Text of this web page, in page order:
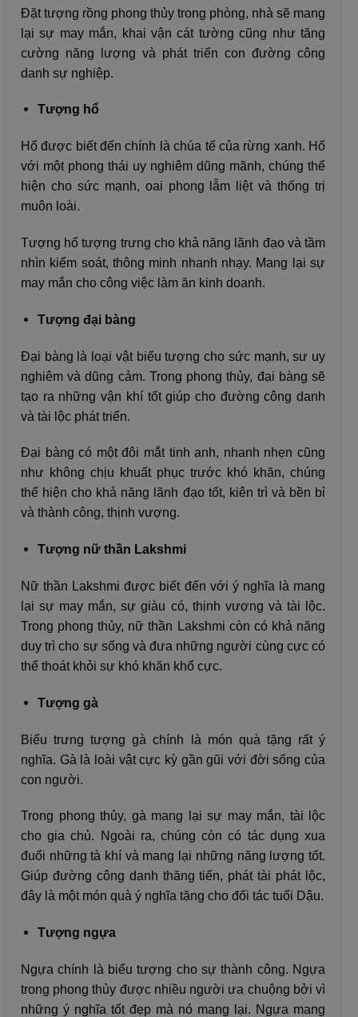
Đặt tượng rồng phong thủy trong phòng, nhà sẽ mang
lại sự may mắn, khai vận cát tường cũng như tăng
cường năng lượng và phát triển con đường công
danh sự nghiệp.
Tượng hổ
Hổ được biết đến chính là chúa tể của rừng xanh. Hổ
với một phong thái uy nghiêm dũng mãnh, chúng thể
hiện cho sức mạnh, oai phong lẫm liệt và thống trị
muôn loài.
Tượng hổ tượng trưng cho khả năng lãnh đạo và tầm
nhìn kiểm soát, thông minh nhanh nhạy. Mang lại sự
may mắn cho công việc làm ăn kinh doanh.
Tượng đại bàng
Đại bàng là loại vật biểu tượng cho sức mạnh, sư uy
nghiêm và dũng cảm. Trong phong thủy, đại bàng sẽ
tạo ra những vận khí tốt giúp cho đường công danh
và tài lộc phát triển.
Đại bàng có một đôi mắt tinh anh, nhanh nhẹn cũng
như không chịu khuất phục trước khó khăn, chúng
thể hiện cho khả năng lãnh đạo tốt, kiên trì và bền bỉ
và thành công, thịnh vượng.
Tượng nữ thần Lakshmi
Nữ thần Lakshmi được biết đến với ý nghĩa là mang
lại sự may mắn, sự giàu có, thịnh vượng và tài lộc.
Trong phong thủy, nữ thần Lakshmi còn có khả năng
duy trì cho sự sống và đưa những người cùng cực có
thể thoát khỏi sự khó khăn khổ cực.
Tượng gà
Biểu trưng tượng gà chính là món quà tặng rất ý
nghĩa. Gà là loài vật cực kỳ gần gũi với đời sống của
con người.
Trong phong thủy, gà mang lại sự may mắn, tài lộc
cho gia chủ. Ngoài ra, chúng còn có tác dụng xua
đuổi những tà khí và mang lại những năng lượng tốt.
Giúp đường công danh thăng tiến, phát tài phát lộc,
đây là một món quà ý nghĩa tặng cho đối tác tuổi Dậu.
Tượng ngựa
Ngựa chính là biểu tượng cho sự thành công. Ngựa
trong phong thủy được nhiều người ưa chuộng bởi vì
những ý nghĩa tốt đẹp mà nó mang lại. Ngựa mang